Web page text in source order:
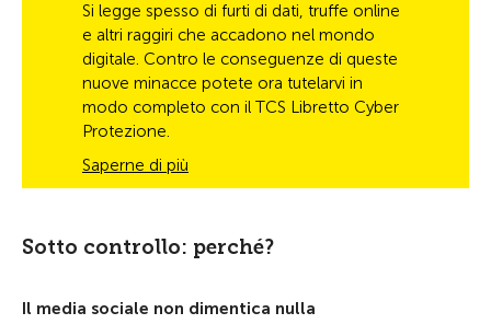
Si legge spesso di furti di dati, truffe online
e altri raggiri che accadono nel mondo
digitale. Contro le conseguenze di queste
nuove minacce potete ora tutelarvi in
modo completo con il TCS Libretto Cyber
Protezione.
Saperne di più
Sotto controllo: perché?
Il media sociale non dimentica nulla